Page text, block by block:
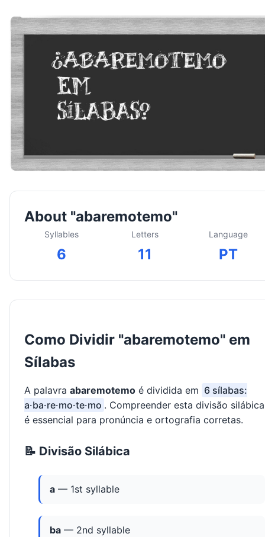
About "abaremotemo"
Syllables
6
Letters
11
Language
PT
Como Dividir "abaremotemo" em
Sílabas
A palavra abaremotemo é dividida em 6 sílabas:
a·ba·re·mo·te·mo . Compreender esta divisão silábica
é essencial para pronúncia e ortografia corretas.
📝 Divisão Silábica
a — 1st syllable
ba — 2nd syllable